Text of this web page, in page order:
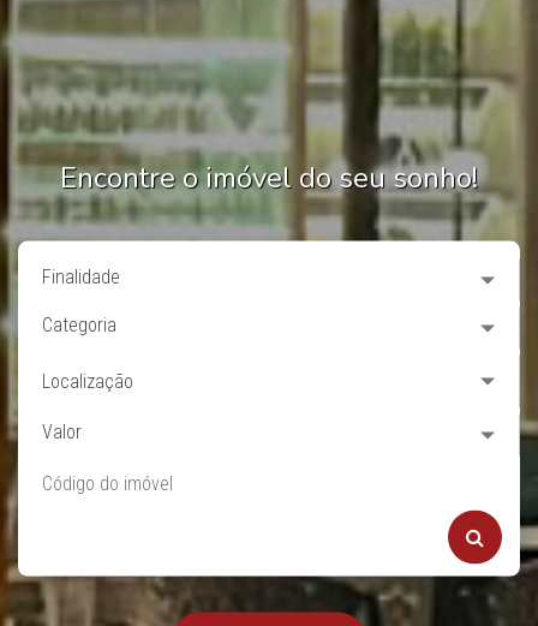
Encontre o imóvel do seu sonho!
Finalidade
Categoria
Localização
Valor